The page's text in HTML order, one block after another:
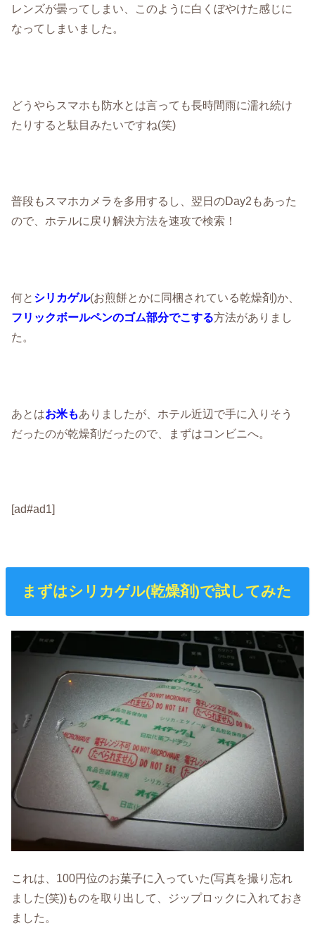
レンズが曇ってしまい、このように白くぼやけた感じに
なってしまいました。
どうやらスマホも防水とは言っても長時間雨に濡れ続け
たりすると駄目みたいですね(笑)
普段もスマホカメラを多用するし、翌日のDay2もあった
ので、ホテルに戻り解決方法を速攻で検索！
何と シリカゲル(お煎餅とかに同梱されている乾燥剤)か、
フリックボールペンのゴム部分でこする方法がありまし
た。
あとはお米もありましたが、ホテル近辺で手に入りそう
だったのが乾燥剤だったので、まずはコンビニへ。
[ad#ad1]
まずはシリカゲル(乾燥剤)で試してみた
これは、100円位のお菓子に入っていた(写真を撮り忘れ
ました(笑))ものを取り出して、ジップロックに入れておき
ました。